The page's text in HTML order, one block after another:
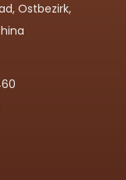
Ostbezirk,